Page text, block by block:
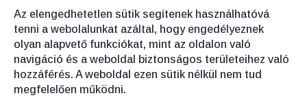
Az elengedhetetlen sütik segítenek használhatóvá
tenni a webolalunkat azáltal, hogy engedélyeznek
olyan alapvető funkciókat, mint az oldalon való
navigáció és a weboldal biztonságos területeihez való
hozzáférés. A weboldal ezen sütik nélkül nem tud
megfelelően működni.